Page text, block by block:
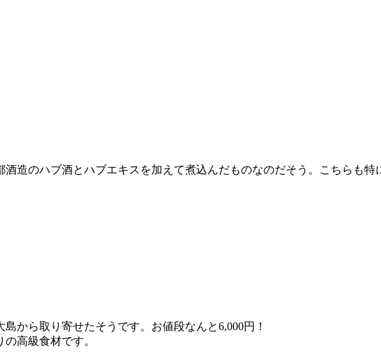
造のハブ酒とハブエキスを加えて煮込んだものなのだそう。こちらも
から取り寄せたそうです。お値段なんと6,000円！
高級食材です。